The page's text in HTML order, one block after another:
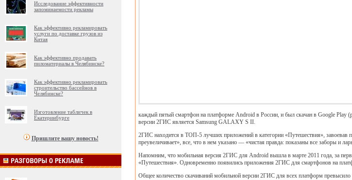
Исследование эффективности
запоминаемости рекламы
Как эффективно рекламировать
услуги по доставке грузов из
Китая
Как эффективно продавать
пиломатериалы в Челябинске?
Как эффективно рекламировать
строительство бассейнов в
Челябинске?
Изготовление табличек в
Екатеринбурге
Пришлите вашу новость!
каждый пятый смартфон на платформе Android в России, и был скачан в Google Play
версии 2ГИС является Samsung GALAXY S II.
2ГИС находится в ТОП-5 лучших приложений в категории «Путешествия», завоевав
преувеличивает», все, что в нем указано — «чистая правда: показаны все заборы и
Напомним, что мобильная версия 2ГИС для Android вышла в марте 2011 года, за
«Путешествия». Одновременно появились приложения 2ГИС для смартфонов на
Общее количество скачиваний мобильной версии 2ГИС для всех платформ